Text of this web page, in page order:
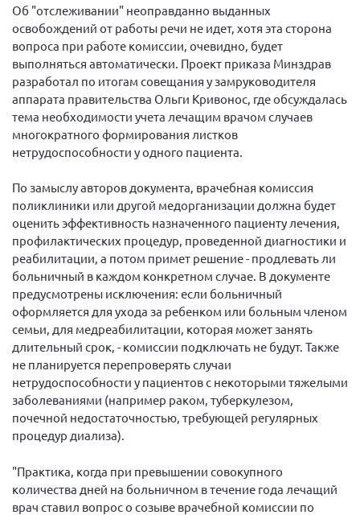
Третий съезд
Четвертый съезд
Пятый съезд
Шестой съезд
ОФ «Фонд содействия больным рассеянным
Новости: Казахстан
Письма и официальные ответы
Нормативно-правовые документы
Методическая литература для НКО
Публичные отчеты
Исследования, аналитика, мнения
Всероссийская онлайн конференция
"Рассеянный склероз. XX лет работы
ОООИБРС" (25-29.08.2020)
Всероссийская конференция-тренинг
"Рассеянный склероз: новые реалии" (26-
29.05.2022)
Общероссийская РС
Об "отслеживании" неоправданно выданных
освобождений от работы речи не идет, хотя эта сторона
вопроса при работе комиссии, очевидно, будет
выполняться автоматически. Проект приказа Минздрав
разработал по итогам совещания у замруководителя
аппарата правительства Ольги Кривонос, где обсуждалась
тема необходимости учета лечащим врачом случаев
многократного формирования листков
нетрудоспособности у одного пациента.
По замыслу авторов документа, врачебная комиссия
поликлиники или другой медорганизации должна будет
оценить эффективность назначенного пациенту лечения,
профилактических процедур, проведенной диагностики и
реабилитации, а потом примет решение - продлевать ли
больничный в каждом конкретном случае. В документе
предусмотрены исключения: если больничный
оформляется для ухода за ребенком или больным членом
семьи, для медреабилитации, которая может занять
длительный срок, - комиссии подключать не будут. Также
не планируется перепроверять случаи
нетрудоспособности у пациентов с некоторыми тяжелыми
заболеваниями (например раком, туберкулезом,
почечной недостаточностью, требующей регулярных
процедур диализа).
"Практика, когда при превышении совокупного
количества дней на больничном в течение года лечащий
врач ставил вопрос о созыве врачебной комиссии по